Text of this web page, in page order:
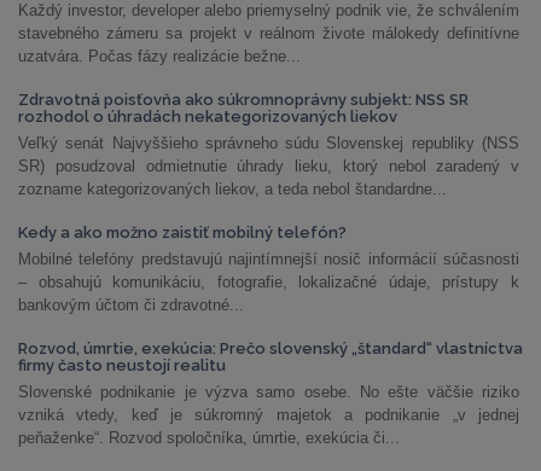
Každý investor, developer alebo priemyselný podnik vie, že schválením
stavebného zámeru sa projekt v reálnom živote málokedy definitívne
uzatvára. Počas fázy realizácie bežne...
Zdravotná poisťovňa ako súkromnoprávny subjekt: NSS SR
rozhodol o úhradách nekategorizovaných liekov
Veľký senát Najvyššieho správneho súdu Slovenskej republiky (NSS
SR) posudzoval odmietnutie úhrady lieku, ktorý nebol zaradený v
zozname kategorizovaných liekov, a teda nebol štandardne...
Kedy a ako možno zaistiť mobilný telefón?
Mobilné telefóny predstavujú najintímnejší nosič informácií súčasnosti
– obsahujú komunikáciu, fotografie, lokalizačné údaje, prístupy k
bankovým účtom či zdravotné...
Rozvod, úmrtie, exekúcia: Prečo slovenský „štandard“ vlastníctva
firmy často neustojí realitu
Slovenské podnikanie je výzva samo osebe. No ešte väčšie riziko
vzniká vtedy, keď je súkromný majetok a podnikanie „v jednej
peňaženke“. Rozvod spoločníka, úmrtie, exekúcia či...